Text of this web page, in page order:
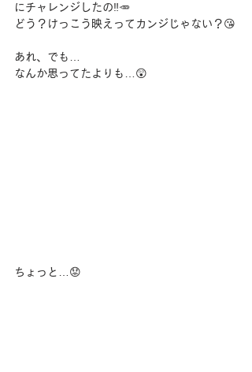
にチャレンジしたの‼️🥕
どう？けっこう映えってカンジじゃない？😘
あれ、でも…
なんか思ってたよりも…😲
ちょっと…😟